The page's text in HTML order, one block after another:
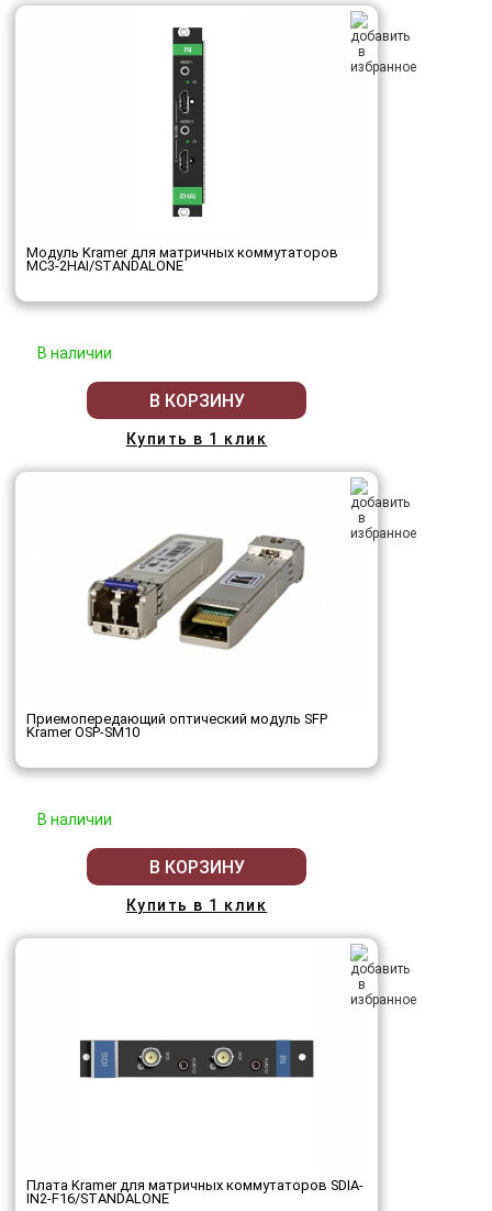
Модуль Kramer для матричных коммутаторов
MC3-2HAI/STANDALONE
В наличии
В КОРЗИНУ
Купить в 1 клик
Приемопередающий оптический модуль SFP
Kramer OSP-SM10
В наличии
В КОРЗИНУ
Купить в 1 клик
Плата Kramer для матричных коммутаторов SDIA-
IN2-F16/STANDALONE